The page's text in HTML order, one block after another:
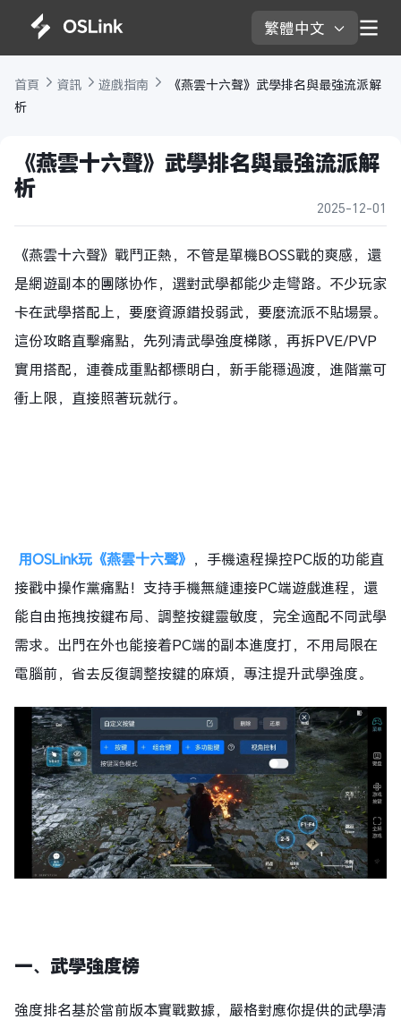
繁體中文
首頁 資訊 遊戲指南
《燕雲十六聲》武學排名與最強流派解
析
《燕雲十六聲》武學排名與最強流派解
析
2025-12-01
《燕雲十六聲》戰鬥正熱，不管是單機BOSS戰的爽感，還
是網遊副本的團隊协作，選對武學都能少走彎路。不少玩家
卡在武學搭配上，要麼資源錯投弱武，要麼流派不貼場景。
這份攻略直擊痛點，先列清武學強度梯隊，再拆PVE/PVP
實用搭配，連養成重點都標明白，新手能穩過渡，進階黨可
衝上限，直接照著玩就行。
用OSLink玩《燕雲十六聲》 ，手機遠程操控PC版的功能直
接戳中操作黨痛點！支持手機無縫連接PC端遊戲進程，還
能自由拖拽按鍵布局、調整按鍵靈敏度，完全適配不同武學
需求。出門在外也能接着PC端的副本進度打，不用局限在
電腦前，省去反復調整按鍵的麻煩，專注提升武學強度。
一、武學強度榜
強度排名基於當前版本實戰數據，嚴格對應你提供的武學清